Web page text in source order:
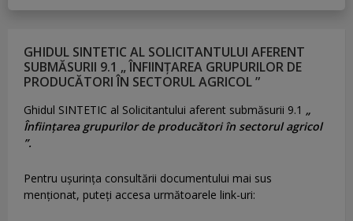
GHIDUL SINTETIC AL SOLICITANTULUI AFERENT
SUBMĂSURII 9.1 „ ÎNFIINȚAREA GRUPURILOR DE
PRODUCĂTORI ÎN SECTORUL AGRICOL ”
Ghidul SINTETIC al Solicitantului aferent submăsurii 9.1 „
Înființarea grupurilor de producători în sectorul agricol
”.
Pentru uşurinţa consultării documentului mai sus
menţionat, puteţi accesa următoarele link-uri: